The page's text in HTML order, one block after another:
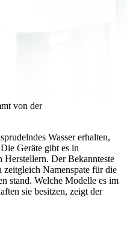
von der
Wasser erhalten,
Geräte gibt es in
Herstellern. Der Bekannteste
zeitgleich Namenspate für die
stand. Welche Modelle es im
sie besitzen, zeigt der